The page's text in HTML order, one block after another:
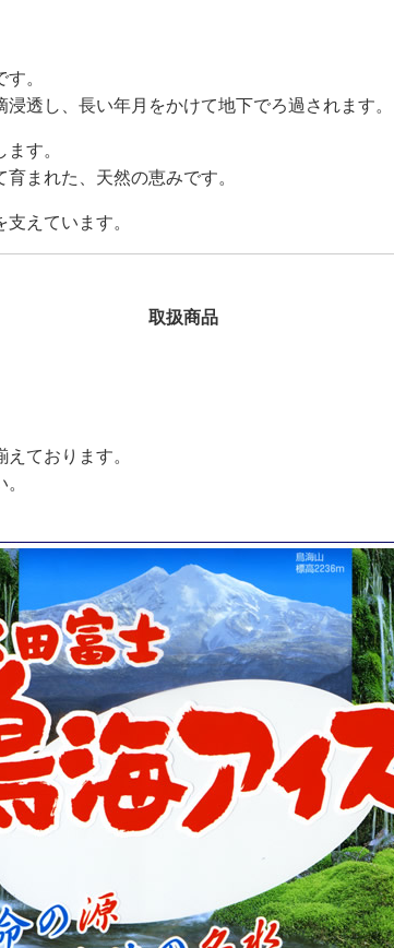
。
透し、長い年月をかけて地下でろ過されます。
す。
まれた、天然の恵みです。
えています。
取扱商品
ております。